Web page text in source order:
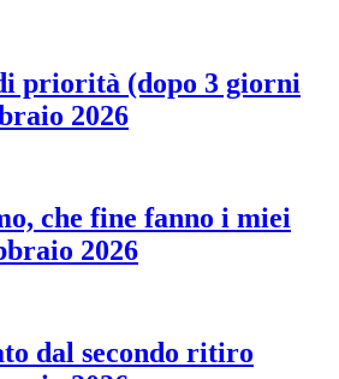
priorità (dopo 3 giorni
2026
che fine fanno i miei
2026
dal secondo ritiro